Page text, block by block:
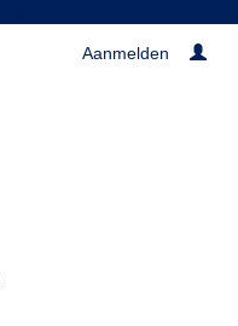
Aanmelden